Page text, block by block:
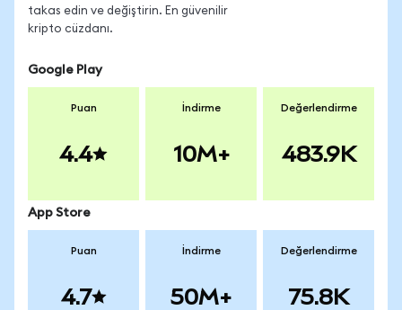
takas edin ve değiştirin. En güvenilir
kripto cüzdanı.
Google Play
Puan
4.4
İndirme
10M+
Değerlendirme
483.9K
App Store
Puan
4.7
İndirme
50M+
Değerlendirme
75.8K